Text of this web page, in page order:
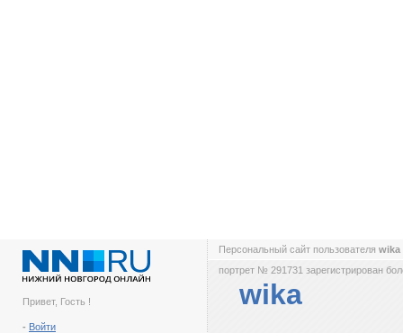
Привет, Гость !
- Войти
Персональный сайт пользователя wika
портрет № 291731 зарегистрирован
wika